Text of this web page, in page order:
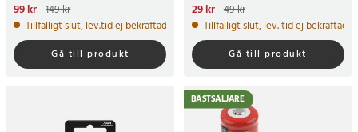
Nuvarande pris
pris:149 kr
99 kr 149 kr
Tillfälligt slut, lev.tid ej bekräftad
Gå till produkt
Nuvarande pris
pris:49 kr
29 kr 49 kr
Tillfälligt slut, lev. tid ej bekräftad.
Gå till produkt
BÄSTSÄLJARE